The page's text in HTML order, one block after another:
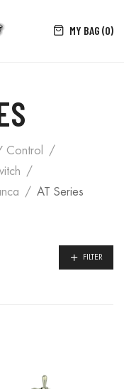
MY BAG (0)
Control
AT Series
FILTER